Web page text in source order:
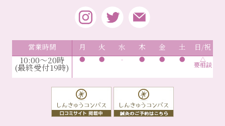
営業時間 月 火 水 木 金 土 日/祝
10:00～20時
(最終受付19時)
● ● - ● ● ● △
要相談